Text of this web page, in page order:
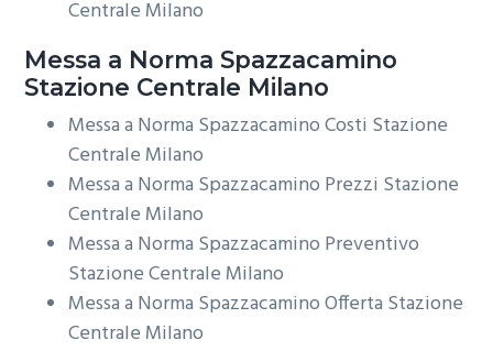
Centrale Milano
Messa a Norma Spazzacamino
Stazione Centrale Milano
Messa a Norma Spazzacamino Costi Stazione
Centrale Milano
Messa a Norma Spazzacamino Prezzi Stazione
Centrale Milano
Messa a Norma Spazzacamino Preventivo
Stazione Centrale Milano
Messa a Norma Spazzacamino Offerta Stazione
Centrale Milano